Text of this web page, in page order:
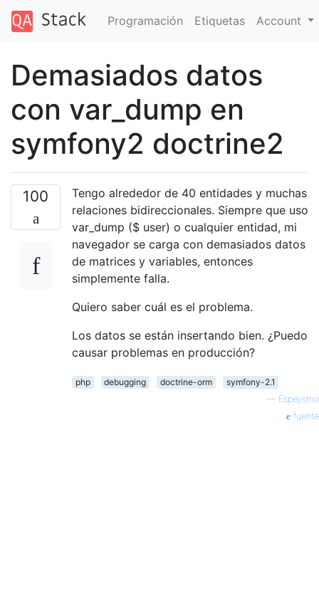
Programación Etiquetas Account
Demasiados datos
con var_dump en
symfony2 doctrine2
100
Tengo alrededor de 40 entidades y muchas
relaciones bidireccionales. Siempre que uso
var_dump ($ user) o cualquier entidad, mi
navegador se carga con demasiados datos
de matrices y variables, entonces
simplemente falla.
Quiero saber cuál es el problema.
Los datos se están insertando bien. ¿Puedo
causar problemas en producción?
php debugging doctrine-orm
symfony-2.1
— Espejismo
fuente